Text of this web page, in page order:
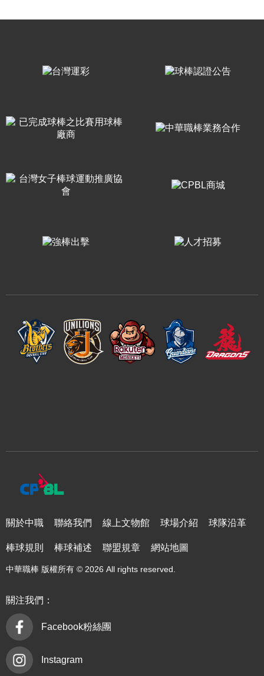
關於中職 聯絡我們 線上文物館 球場介紹 球隊沿革
棒球規則 棒球補述 聯盟規章 網站地圖
中華職棒 版權所有 © 2026 All rights reserved.
關注我們：
Facebook粉絲團
Instagram